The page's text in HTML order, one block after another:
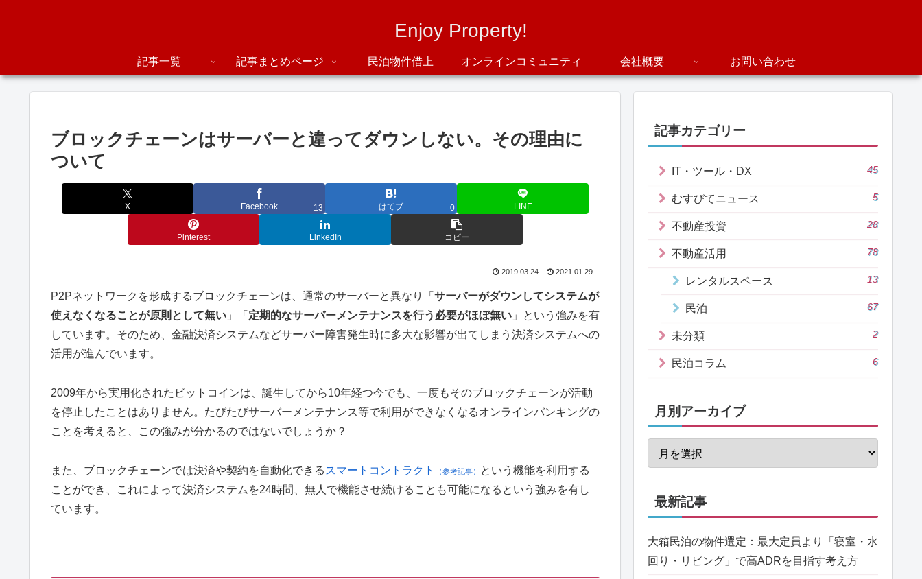
Enjoy Property!
記事一覧 記事まとめページ 民泊物件借上 オンラインコミュニティ 会社概要 お問い合わせ
ブロックチェーンはサーバーと違ってダウンしない。その理由に
ついて
X Facebook 13 はてブ 0 LINE
Pinterest LinkedIn コピー
2019.03.24 2021.01.29
P2Pネットワークを形成するブロックチェーンは、通常のサーバーと異なり「 サーバーがダウンしてシステムが
使えなくなることが原則として無い 」「 定期的なサーバーメンテナンスを行う必要がほぼ無い 」という強みを有
しています。そのため、金融決済システムなどサーバー障害発生時に多大な影響が出てしまう決済システムへの
活用が進んでいます。
2009年から実用化されたビットコインは、誕生してから10年経つ今でも、一度もそのブロックチェーンが活動
を停止したことはありません。たびたびサーバーメンテナンス等で利用ができなくなるオンラインバンキングの
ことを考えると、この強みが分かるのではないでしょうか？
また、ブロックチェーンでは決済や契約を自動化できる スマートコントラクト （参考記事）
という機能を利用する
ことができ、これによって決済システムを24時間、無人で機能させ続けることも可能になるという強みを有し
ています。
記事カテゴリー
IT・ツール・DX 45
むすびてニュース 5
不動産投資 28
不動産活用 78
レンタルスペース 13
民泊 67
未分類 2
民泊コラム 6
月別アーカイブ
最新記事
大箱民泊の物件選定：最大定員より「寝室・水
回り・リビング」で高ADRを目指す考え方